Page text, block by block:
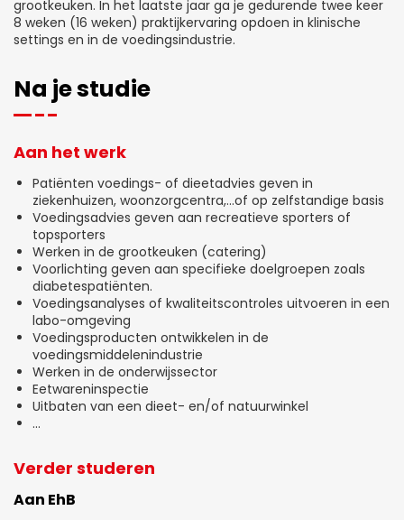
grootkeuken. In het laatste jaar ga je gedurende twee keer
8 weken (16 weken) praktijkervaring opdoen in klinische
settings en in de voedingsindustrie.
Na je studie
Aan het werk
Patiënten voedings- of dieetadvies geven in
ziekenhuizen, woonzorgcentra,...of op zelfstandige basis
Voedingsadvies geven aan recreatieve sporters of
topsporters
Werken in de grootkeuken (catering)
Voorlichting geven aan specifieke doelgroepen zoals
diabetespatiënten.
Voedingsanalyses of kwaliteitscontroles uitvoeren in een
labo-omgeving
Voedingsproducten ontwikkelen in de
voedingsmiddelenindustrie
Werken in de onderwijssector
Eetwareninspectie
Uitbaten van een dieet- en/of natuurwinkel
...
Verder studeren
Aan EhB